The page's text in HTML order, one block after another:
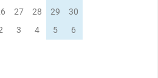
27 28 29
30
3 4 5 6